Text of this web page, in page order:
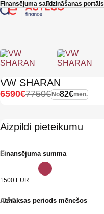
Skip to main content
Finansējuma salīdzināšanas portāls
VW SHARAN
No82€mēn.
7750€
6590€
Aizpildi pieteikumu
Finansējuma summa
€
1500 EUR
Atmaksas periods mēnešos
mēn.